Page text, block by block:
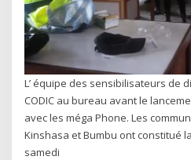
L’ équipe des sensibilisateurs de
CODIC au bureau avant le
avec les méga Phone. Les
Kinshasa et Bumbu ont constitué
samedi